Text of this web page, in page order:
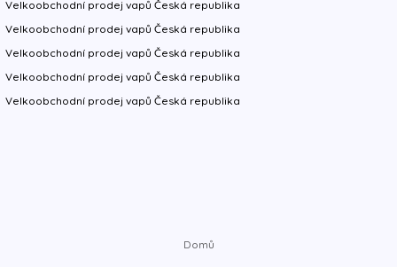
Velkoobchodní prodej vapů Česká republika
Velkoobchodní prodej vapů Česká republika
Velkoobchodní prodej vapů Česká republika
Velkoobchodní prodej vapů Česká republika
Velkoobchodní prodej vapů Česká republika
Domů